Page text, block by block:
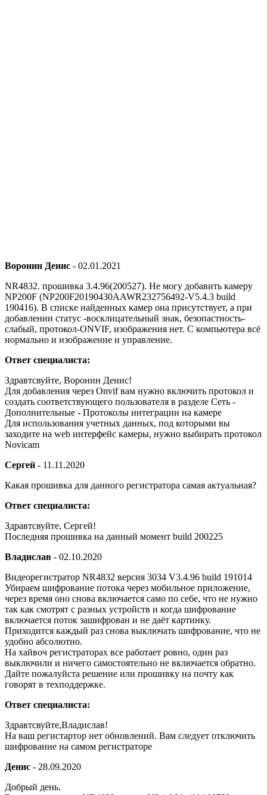
Воронин Денис - 02.01.2021
NR4832. прошивка 3.4.96(200527). Не могу добавить камеру
NP200F (NP200F20190430AAWR232756492-V5.4.3 build
190416). В списке найденных камер она присутствует, а при
добавлении статус -восклицательный знак, безопастность-
слабый, протокол-ONVIF, изображения нет. С компьютера всё
нормально и изображение и управление.
Ответ специалиста:
Здравтсвуйте, Воронин Денис!
Для добавления через Onvif вам нужно включить протокол и
создать соответствующего пользователя в разделе Сеть -
Дополнительные - Протоколы интеграции на камере
Для использования учетных данных, под которыми вы
заходите на web интерфейс камеры, нужно выбирать протокол
Novicam
Сергей - 11.11.2020
Какая прошивка для данного регистратора самая актуальная?
Ответ специалиста:
Здравтсвуйте, Сергей!
Последняя прошивка на данный момент build 200225
Владислав - 02.10.2020
Видеорегистратор NR4832 версия 3034 V3.4.96 build 191014
Убираем шифрование потока через мобильное приложение,
через время оно снова включается само по себе, что не нужно
так как смотрят с разных устройств и когда шифрование
включается поток зашифрован и не даёт картинку.
Приходится каждый раз снова выключать шифрование, что не
удобно абсолютно.
На хайвоч регистраторах все работает ровно, один раз
выключили и ничего самостоятельно не включается обратно.
Дайте пожалуйста решение или прошивку на почту как
говорят в техподдержке.
Ответ специалиста:
Здравтсвуйте,Владислав!
На ваш регистартор нет обновлений. Вам следует отключить
шифрование на самом регистраторе
Денис - 28.09.2020
Добрый день.